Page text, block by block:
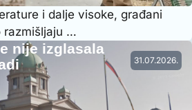
i dalje visoke, građani
razmišljaju …
31.07.2026.
nije izglasala